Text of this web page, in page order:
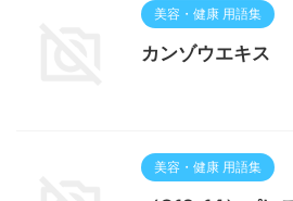
美容・健康 用語集
カンゾウエキス
美容・健康 用語集